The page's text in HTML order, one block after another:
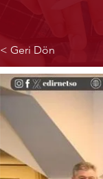
< Geri Dön